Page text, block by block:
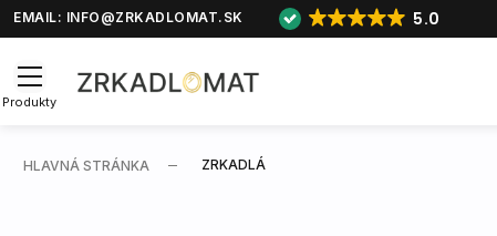
EMAIL: INFO@ZRKADLOMAT.SK 5.0
Produkty
HLAVNÁ STRÁNKA ZRKADLÁ